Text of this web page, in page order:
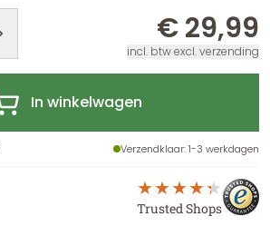
€ 29,99
incl. btw excl. verzending
In winkelwagen
Verzendklaar: 1-3 werkdagen
Trusted Shops